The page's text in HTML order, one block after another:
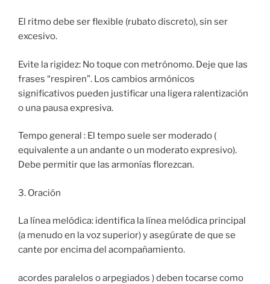
El ritmo debe ser flexible (rubato discreto), sin ser
excesivo.
Evite la rigidez: No toque con metrónomo. Deje que las
frases “respiren”. Los cambios armónicos
significativos pueden justificar una ligera ralentización
o una pausa expresiva.
Tempo general : El tempo suele ser moderado (
equivalente a un andante o un moderato expresivo).
Debe permitir que las armonías florezcan.
3. Oración
La línea melódica: identifica la línea melódica principal
(a menudo en la voz superior) y asegúrate de que se
cante por encima del acompañamiento.
acordes paralelos o arpegiados ) deben tocarse como